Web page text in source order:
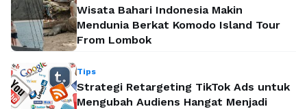
Wisata Bahari Indonesia Makin
Mendunia Berkat Komodo Island Tour
From Lombok
Tips
Strategi Retargeting TikTok Ads untuk
Mengubah Audiens Hangat Menjadi